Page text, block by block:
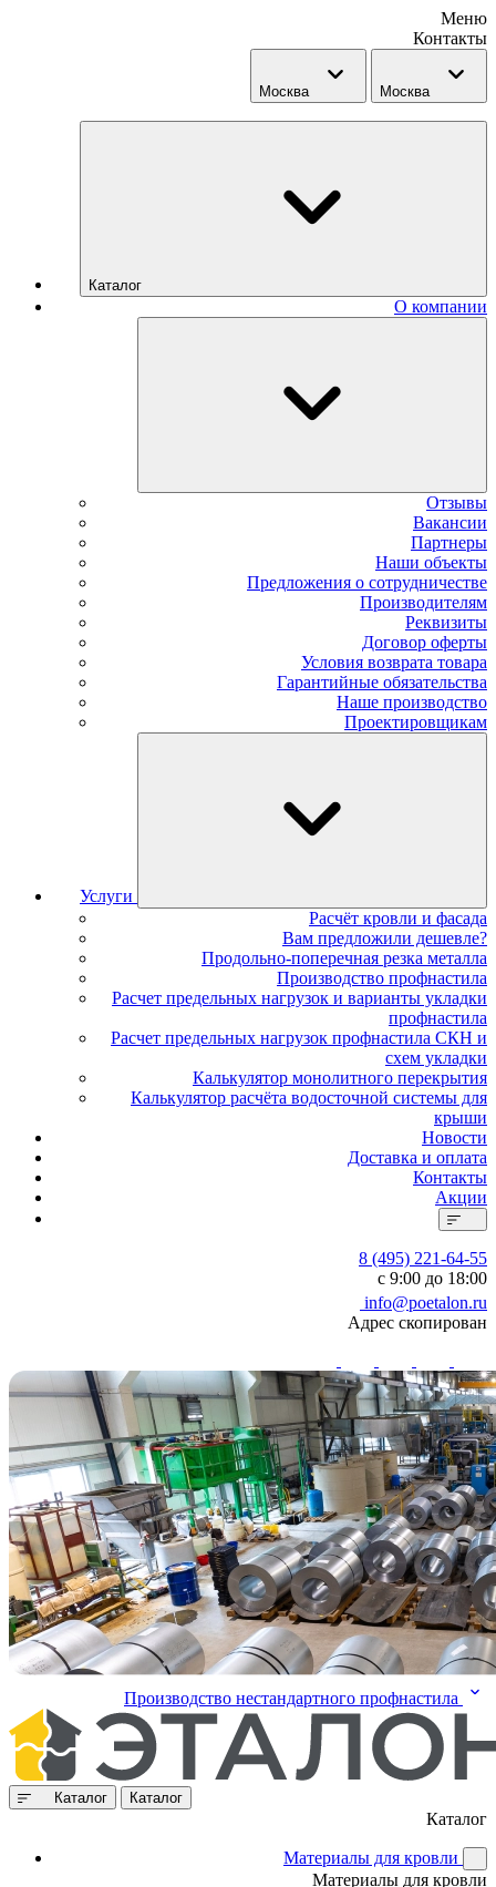
Меню
Контакты
Москва Москва
Каталог
О компании
Отзывы
Вакансии
Партнеры
Наши объекты
Предложения о сотрудничестве
Производителям
Реквизиты
Договор оферты
Условия возврата товара
Гарантийные обязательства
Наше производство
Проектировщикам
Услуги
Расчёт кровли и фасада
Вам предложили дешевле?
Продольно-поперечная резка металла
Производство профнастила
Расчет предельных нагрузок и варианты укладки
профнастила
Расчет предельных нагрузок профнастила СКН и
схем укладки
Калькулятор монолитного перекрытия
Калькулятор расчёта водосточной системы для
крыши
Новости
Доставка и оплата
Контакты
Акции
8 (495) 221-64-55
с 9:00 до 18:00
info@poetalon.ru
Адрес скопирован
Производство нестандартного профнастила
Каталог Каталог
Каталог
Материалы для кровли
Материалы для кровли